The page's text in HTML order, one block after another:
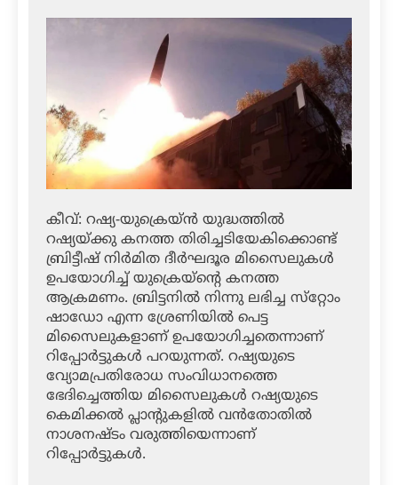
കീവ്: റഷ്യ-യുക്രെയ്ന്‍ യുദ്ധത്തില്‍
റഷ്യയ്ക്കു കനത്ത തിരിച്ചടിയേകിക്കൊണ്ട്
ബ്രിട്ടീഷ് നിര്‍മിത ദീര്‍ഘദൂര മിസൈലുകള്‍
ഉപയോഗിച്ച് യുക്രെയ്‌ന്റെ കനത്ത
ആക്രമണം. ബ്രിട്ടനില്‍ നിന്നു ലഭിച്ച സ്‌റ്റോം
ഷാഡോ എന്ന ശ്രേണിയില്‍ പെട്ട
മിസൈലുകളാണ് ഉപയോഗിച്ചതെന്നാണ്
റിപ്പോര്‍ട്ടുകള്‍ പറയുന്നത്. റഷ്യയുടെ
വ്യോമപ്രതിരോധ സംവിധാനത്തെ
ഭേദിച്ചെത്തിയ മിസൈലുകള്‍ റഷ്യയുടെ
കെമിക്കല്‍ പ്ലാന്റുകളില്‍ വന്‍തോതില്‍
നാശനഷ്ടം വരുത്തിയെന്നാണ്
റിപ്പോര്‍ട്ടുകള്‍.